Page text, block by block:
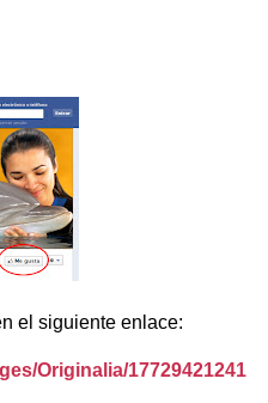
el siguiente enlace:
Originalia/17729421241